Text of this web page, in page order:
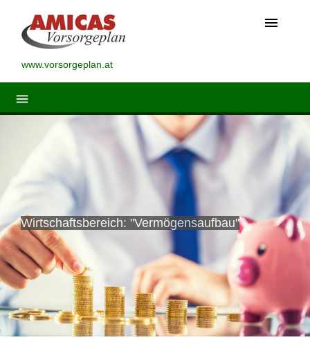
menu
www.vorsorgeplan.at
menu
Wirtschaftsbereich: "Vermögensaufbau"